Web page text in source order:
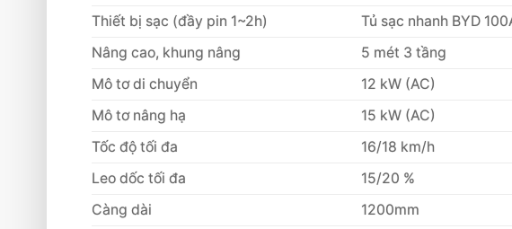
Chức năng công nghệ
Dịch vụ hậu mãi chính hãng BYD
Phục vụ kịp thời
Sửa chữa gấp
Dịch vụ kiểm tra sự cố
Liên hệ mua sản phẩm
Thiết bị sạc (đầy pin 1~2h)
Tủ sạc nhanh BYD
Nâng cao, khung nâng
5 mét 3 tầng
Mô tơ di chuyển
12 kW (AC)
Mô tơ nâng hạ
15 kW (AC)
Tốc độ tối đa
16/18 km/h
Leo dốc tối đa
15/20 %
Càng dài
1200mm